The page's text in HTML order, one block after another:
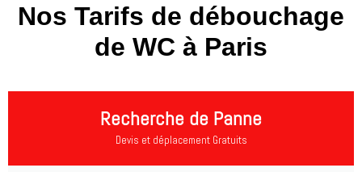
Nos Tarifs de débouchage
de WC à Paris
Recherche de Panne
Devis et déplacement Gratuits